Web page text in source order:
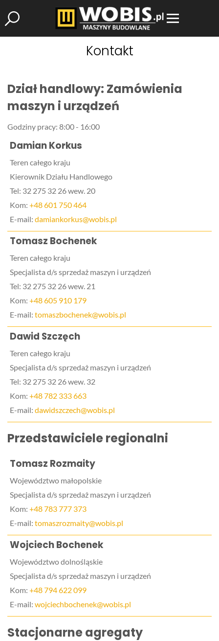
Kontakt
Dział handlowy: Zamówienia
maszyn i urządzeń
Godziny pracy: 8:00 - 16:00
Damian Korkus
Teren całego kraju
Kierownik Działu Handlowego
Tel: 32 275 32 26 wew. 20
Kom: +48 601 750 464
E-mail: damiankorkus@wobis.pl
Tomasz Bochenek
Teren całego kraju
Specjalista d/s sprzedaż maszyn i urządzeń
Tel: 32 275 32 26 wew. 21
Kom: +48 605 910 179
E-mail: tomaszbochenek@wobis.pl
Dawid Szczęch
Teren całego kraju
Specjalista d/s sprzedaż maszyn i urządzeń
Tel: 32 275 32 26 wew. 32
Kom: +48 782 333 663
E-mail: dawidszczech@wobis.pl
Przedstawiciele regionalni
Tomasz Rozmaity
Województwo małopolskie
Specjalista d/s sprzedaż maszyn i urządzeń
Kom: +48 783 777 373
E-mail: tomaszrozmaity@wobis.pl
Wojciech Bochenek
Województwo dolnośląskie
Specjalista d/s sprzedaż maszyn i urządzeń
Kom: +48 794 622 099
E-mail: wojciechbochenek@wobis.pl
Stacjonarne agregaty